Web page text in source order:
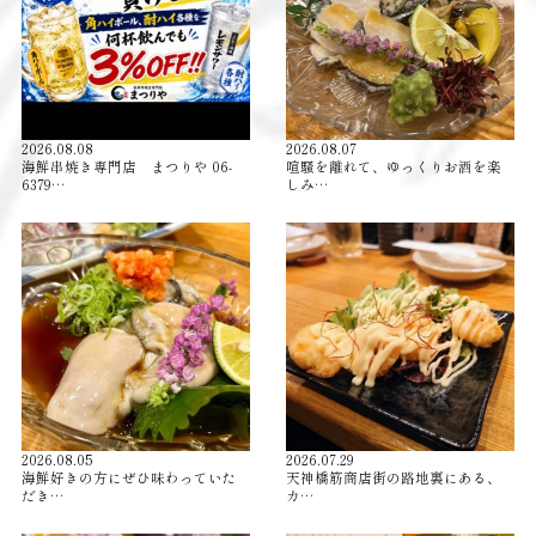
2026.08.08
海鮮串焼き専門店 まつりや 06-
6379…
2026.08.07
喧騒を離れて、ゆっくりお酒を楽
しみ…
2026.08.05
海鮮好きの方にぜひ味わっていた
だき…
2026.07.29
天神橋筋商店街の路地裏にある、
カ…